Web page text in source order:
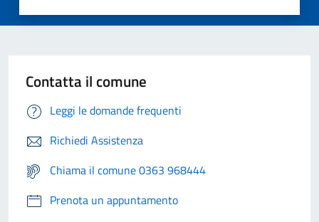
Contatta il comune
Leggi le domande frequenti
Richiedi Assistenza
Chiama il comune 0363 968444
Prenota un appuntamento